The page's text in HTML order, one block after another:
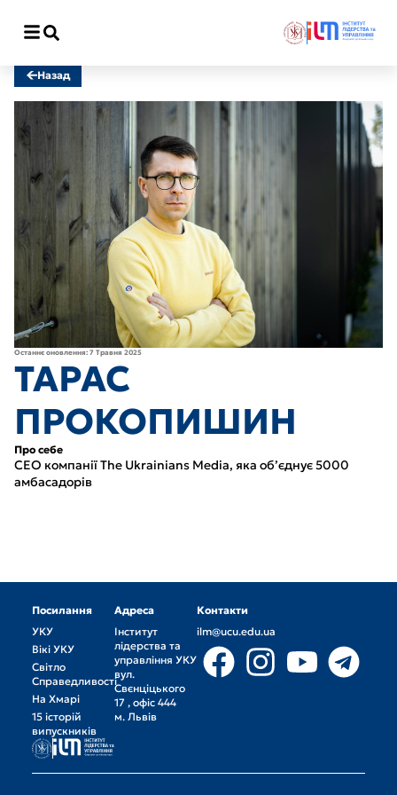
Відкрити меню
Назад
Останнє оновлення: 7 Травня 2025
ТАРАС
ПРОКОПИШИН
Про себе
CEO компанії The Ukrainians Media, яка обʼєднує 5000
амбасадорів
Посилання
УКУ
Вікі УКУ
Світло
Справедливості
На Хмарі
15 історій
випускників
Адреса
Інститут
лідерства та
управління УКУ
вул.
Свєнціцького
17 , офіс 444
м. Львів
Контакти
ilm@ucu.edu.ua